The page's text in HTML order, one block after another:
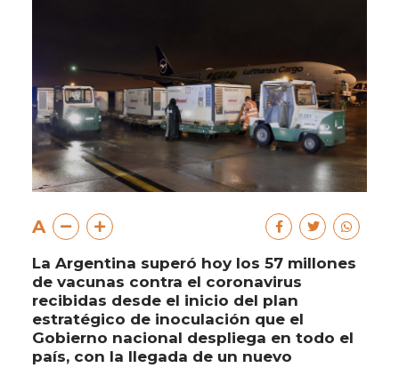
A
La Argentina superó hoy los 57 millones
de vacunas contra el coronavirus
recibidas desde el inicio del plan
estratégico de inoculación que el
Gobierno nacional despliega en todo el
país, con la llegada de un nuevo